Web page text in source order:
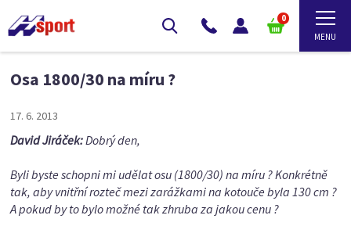
0
Osa 1800/30 na míru ?
17. 6. 2013
David Jiráček:Dobrý den,
Byli byste schopni mi udělat osu (1800/30) na míru ? Konkrétně
tak, aby vnitřní rozteč mezi zarážkami na kotouče byla 130 cm ?
A pokud by to bylo možné tak zhruba za jakou cenu ?